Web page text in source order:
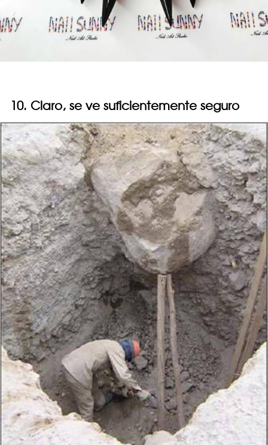
10. Claro, se ve suficientemente seguro